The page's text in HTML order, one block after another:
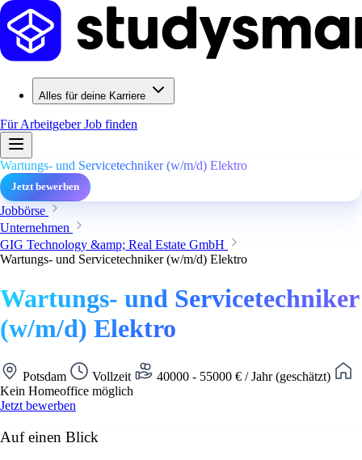
Alles für deine Karriere
Für ArbeitgeberJob finden
Wartungs- und Servicetechniker (w/m/d) Elektro
Jetzt bewerben
Jobbörse
Unternehmen
GIG Technology &amp; Real Estate GmbH
Wartungs- und Servicetechniker (w/m/d) Elektro
Wartungs- und Servicetechniker
(w/m/d) Elektro
Potsdam Vollzeit
40000 - 55000 € / Jahr (geschätzt)
Kein Homeoffice möglich
Jetzt bewerben
Auf einen Blick